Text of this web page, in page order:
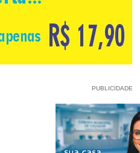
PUBLICIDADE